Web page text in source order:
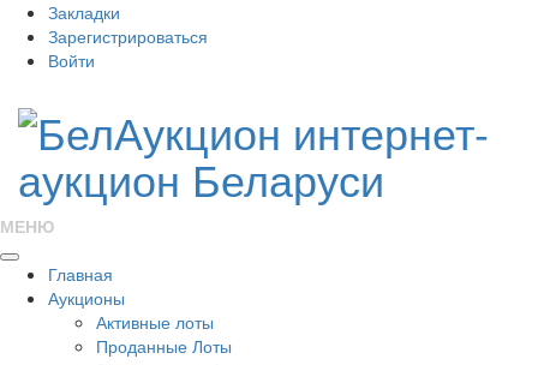
Закладки
Зарегистрироваться
Войти
МЕНЮ
Главная
Аукционы
Активные лоты
Проданные Лоты